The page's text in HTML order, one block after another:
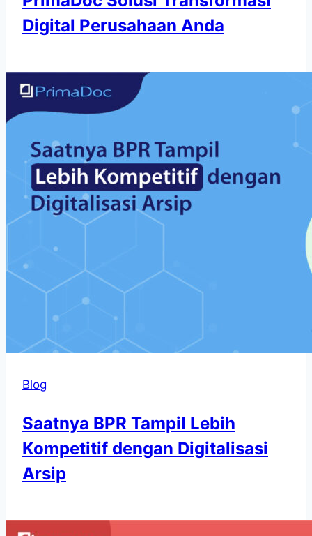
Digital Perusahaan Anda
Blog
Saatnya BPR Tampil Lebih
Kompetitif dengan Digitalisasi
Arsip